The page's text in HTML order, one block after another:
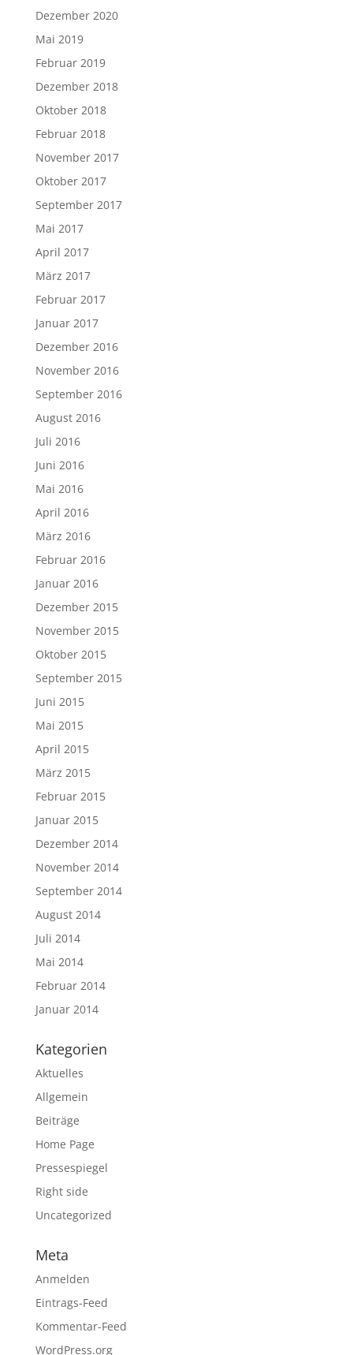
Dezember 2020
Mai 2019
Februar 2019
Dezember 2018
Oktober 2018
Februar 2018
November 2017
Oktober 2017
September 2017
Mai 2017
April 2017
März 2017
Februar 2017
Januar 2017
Dezember 2016
November 2016
September 2016
August 2016
Juli 2016
Juni 2016
Mai 2016
April 2016
März 2016
Februar 2016
Januar 2016
Dezember 2015
November 2015
Oktober 2015
September 2015
Juni 2015
Mai 2015
April 2015
März 2015
Februar 2015
Januar 2015
Dezember 2014
November 2014
September 2014
August 2014
Juli 2014
Mai 2014
Februar 2014
Januar 2014
Kategorien
Aktuelles
Allgemein
Beiträge
Home Page
Pressespiegel
Right side
Uncategorized
Meta
Anmelden
Eintrags-Feed
Kommentar-Feed
WordPress.org